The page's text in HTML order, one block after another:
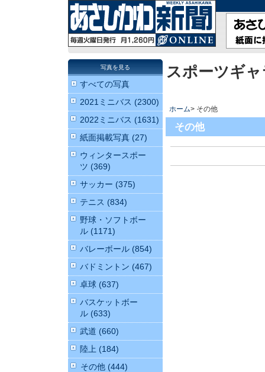
スポーツギ
ホーム> その他
その他
写真を見る
すべての写真
2021ミニバス (2300)
2022ミニバス (1631)
紙面掲載写真 (27)
ウィンタースポー
ツ (369)
サッカー (375)
テニス (834)
野球・ソフトボー
ル (1171)
バレーボール (854)
バドミントン (467)
卓球 (637)
バスケットボー
ル (633)
武道 (660)
陸上 (184)
その他 (444)